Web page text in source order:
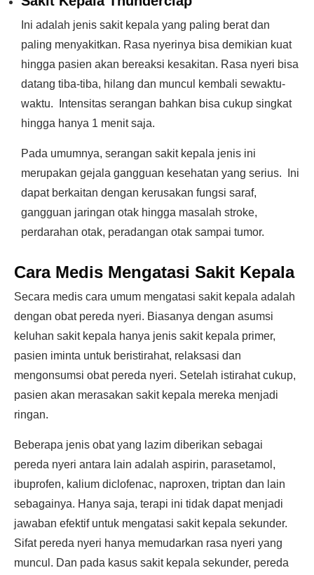
Ini adalah jenis sakit kepala yang paling berat dan
paling menyakitkan. Rasa nyerinya bisa demikian kuat
hingga pasien akan bereaksi kesakitan. Rasa nyeri bisa
datang tiba-tiba, hilang dan muncul kembali sewaktu-
waktu. Intensitas serangan bahkan bisa cukup singkat
hingga hanya 1 menit saja.
Pada umumnya, serangan sakit kepala jenis ini
merupakan gejala gangguan kesehatan yang serius. Ini
dapat berkaitan dengan kerusakan fungsi saraf,
gangguan jaringan otak hingga masalah stroke,
perdarahan otak, peradangan otak sampai tumor.
Cara Medis Mengatasi Sakit Kepala
Secara medis cara umum mengatasi sakit kepala adalah
dengan obat pereda nyeri. Biasanya dengan asumsi
keluhan sakit kepala hanya jenis sakit kepala primer,
pasien iminta untuk beristirahat, relaksasi dan
mengonsumsi obat pereda nyeri. Setelah istirahat cukup,
pasien akan merasakan sakit kepala mereka menjadi
ringan.
Beberapa jenis obat yang lazim diberikan sebagai
pereda nyeri antara lain adalah aspirin, parasetamol,
ibuprofen, kalium diclofenac, naproxen, triptan dan lain
sebagainya. Hanya saja, terapi ini tidak dapat menjadi
jawaban efektif untuk mengatasi sakit kepala sekunder.
Sifat pereda nyeri hanya memudarkan rasa nyeri yang
muncul. Dan pada kasus sakit kepala sekunder, pereda